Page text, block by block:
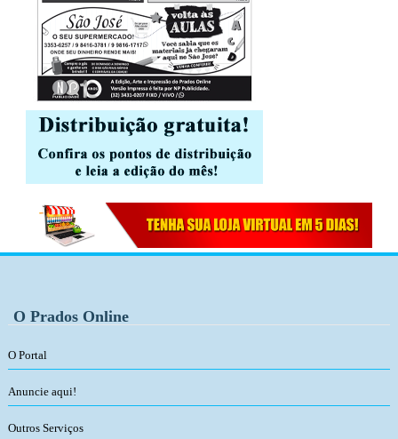
O Prados Online
O Portal
Anuncie aqui!
Outros Serviços